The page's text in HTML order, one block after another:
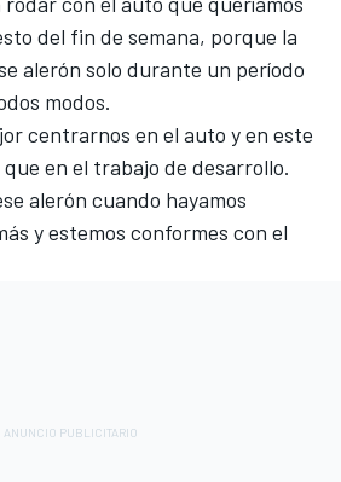
del fin de semana, porque la
alerón solo durante un período
modos.
centrarnos en el auto y en este
en el trabajo de desarrollo.
alerón cuando hayamos
y estemos conformes con el